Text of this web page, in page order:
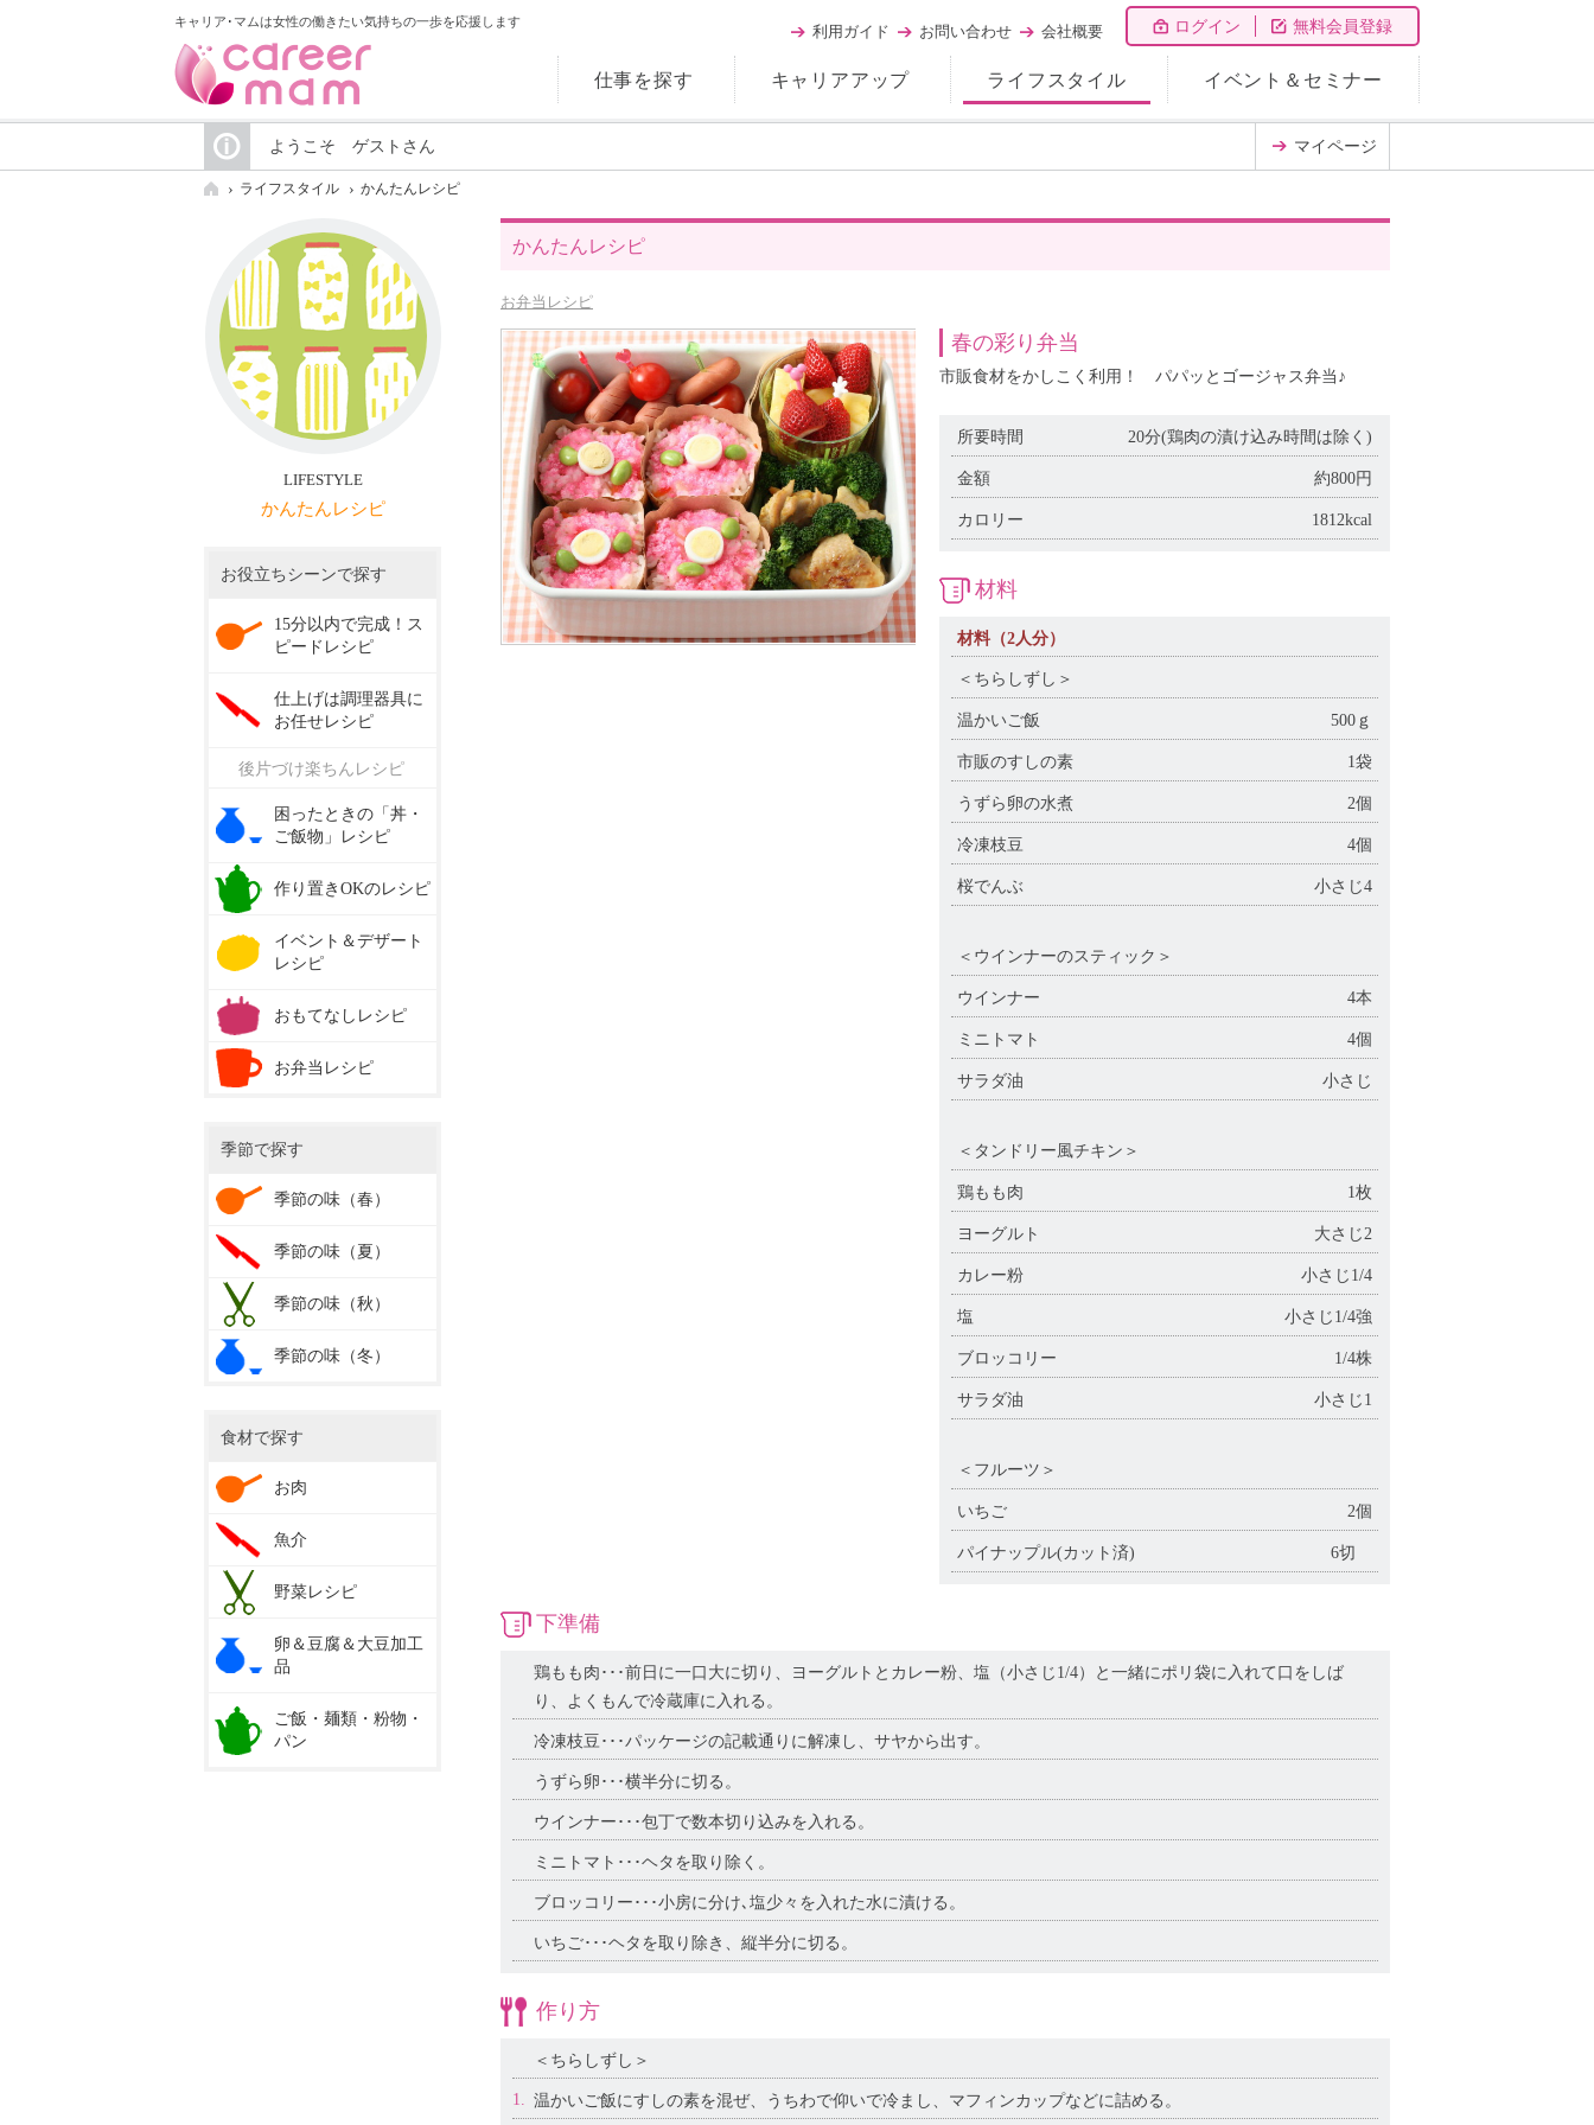
キャリア･マムは女性の働きたい気持ちの一歩を応援します ログイン 無料会員登録
仕事を探す キャリアアップ ライフスタイル イベント＆セミナー
利用ガイド お問い合わせ 会社概要
ようこそ ゲストさん マイページ
ライフスタイル かんたんレシピ
かんたんレシピ
お弁当レシピ
春の彩り弁当
市販食材をかしこく利用！ パパッとゴージャス弁当♪
所要時間 20分(鶏肉の漬け込み時間は除く)
金額 約800円
カロリー 1812kcal
材料
材料（2人分）
＜ちらしずし＞
温かいご飯 500ｇ
市販のすしの素 1袋
うずら卵の水煮 2個
冷凍枝豆 4個
桜でんぶ 小さじ4
＜ウインナーのスティック＞
ウインナー 4本
ミニトマト 4個
サラダ油 小さじ
＜タンドリー風チキン＞
鶏もも肉 1枚
ヨーグルト 大さじ2
カレー粉 小さじ1/4
塩 小さじ1/4強
ブロッコリー 1/4株
サラダ油 小さじ1
＜フルーツ＞
いちご 2個
パイナップル(カット済) 6切
下準備
鶏もも肉･･･前日に一口大に切り、ヨーグルトとカレー粉、塩（小さじ1/4）と一緒にポリ袋に入れて口をしば
り、よくもんで冷蔵庫に入れる。
冷凍枝豆･･･パッケージの記載通りに解凍し、サヤから出す。
うずら卵･･･横半分に切る。
ウインナー･･･包丁で数本切り込みを入れる。
ミニトマト･･･ヘタを取り除く。
ブロッコリー･･･小房に分け､塩少々を入れた水に漬ける。
いちご･･･ヘタを取り除き、縦半分に切る。
作り方
＜ちらしずし＞
1. 温かいご飯にすしの素を混ぜ、うちわで仰いで冷まし、マフィンカップなどに詰める。
LIFESTYLE
かんたんレシピ
お役立ちシーンで探す
15分以内で完成！ス
ピードレシピ
仕上げは調理器具に
お任せレシピ
後片づけ楽ちんレシピ
困ったときの「丼・
ご飯物」レシピ
作り置きOKのレシピ
イベント＆デザート
レシピ
おもてなしレシピ
お弁当レシピ
季節で探す
季節の味（春）
季節の味（夏）
季節の味（秋）
季節の味（冬）
食材で探す
お肉
魚介
野菜レシピ
卵＆豆腐＆大豆加工
品
ご飯・麺類・粉物・
パン